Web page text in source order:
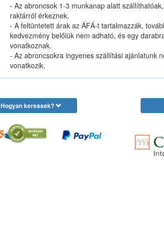
- Az abroncsok 1-3 munkanap alatt
raktárról érkeznek.
- A feltüntetett árak az ÁFÁ-t tartalmazzák,
kedvezmény belőlük nem adható, és egy
vonatkoznak.
- Az abroncsokra ingyenes szállítási ajánlatunk
vonatkozik.
Hogyan keressek?